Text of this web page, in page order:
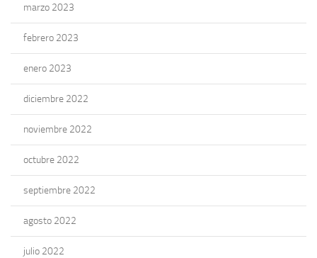
marzo 2023
febrero 2023
enero 2023
diciembre 2022
noviembre 2022
octubre 2022
septiembre 2022
agosto 2022
julio 2022